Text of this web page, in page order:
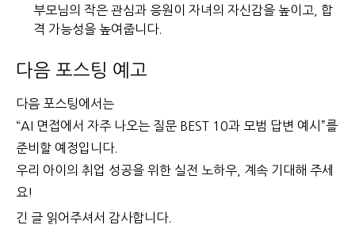
부모님의 작은 관심과 응원이 자녀의 자신감을 높이고, 합
격 가능성을 높여줍니다.
다음 포스팅 예고
다음 포스팅에서는
“AI 면접에서 자주 나오는 질문 BEST 10과 모범 답변 예시”를
준비할 예정입니다.
우리 아이의 취업 성공을 위한 실전 노하우, 계속 기대해 주세
요!
긴 글 읽어주셔서 감사합니다.